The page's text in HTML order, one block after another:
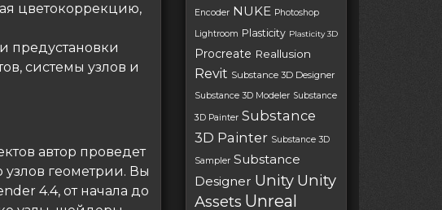
цветокоррекцию,
предустановки
системы узлов и
автор проведет
геометрии. Вы
4.4, от начала до
Encoder NUKE Photoshop
Lightroom Plasticity Plasticity 3D
Procreate Reallusion
Revit Substance 3D Designer
Substance 3D Modeler Substance
3D Painter Substance
3D Painter Substance 3D
Sampler Substance
Designer Unity Unity
Assets Unreal